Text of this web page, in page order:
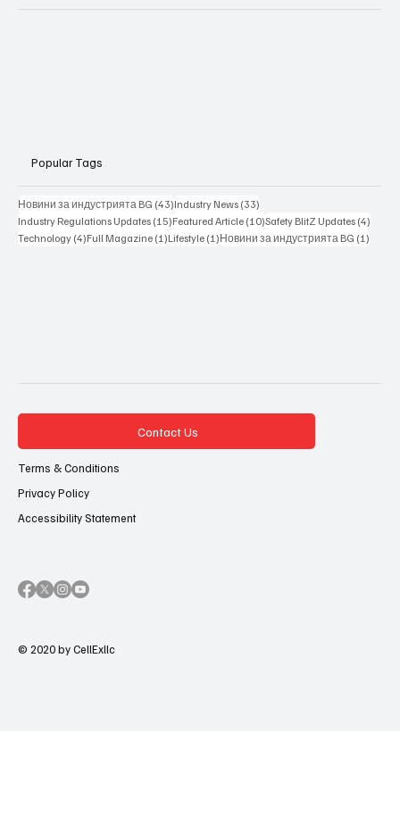
Popular Tags
Новини за индустрията BG (43)43 posts
Industry News (33)
Industry Regulations Updates (15)15 posts
Featured Article (10)10 posts
Safety BlitZ Updates (4)
Technology (4)4 posts
Full Magazine (1)1 post
Lifestyle (1)1 post
Новини за индустрията BG (1)
Contact Us
Terms & Conditions
Privacy Policy
Accessibility Statement
© 2020 by CellExllc